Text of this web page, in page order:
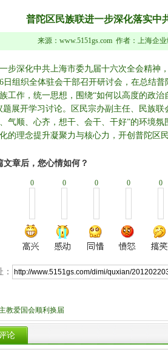
普陀区民族联进一步深化落实中
来源：www.5151gs.com 作者：上海企
深化中共上海市委九届十六次全会精神
日组织全体驻会干部召开研讨会，在总结
工作，统一思想，围绕“如何以高度的政
题展开学习讨论。区民宗办副主任、民族
气顺、心齐，想干、会干、干好”的环境
的理念提升凝聚力与核心力，开创普陀区
文章后，您心情如何？
0 0 0 0 0
教爱国会顺利换届
论